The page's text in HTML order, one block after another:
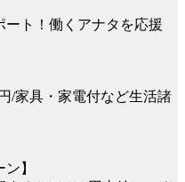
ト！働くアナタを応援
/家具・家電付など生活諸
】